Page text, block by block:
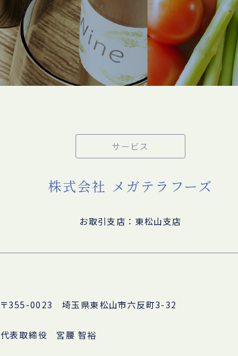
サービス
株式会社 メガテラフーズ
お取引支店：東松山支店
〒355-0023 埼玉県東松山市六反町3-32
代表取締役 宮腰 智裕